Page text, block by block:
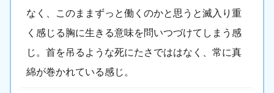
なく、このままずっと働くのかと思うと滅入り重
く感じる胸に生きる意味を問いつづけてしまう感
じ。首を吊るような死にたさでははなく、常に真
綿が巻かれている感じ。